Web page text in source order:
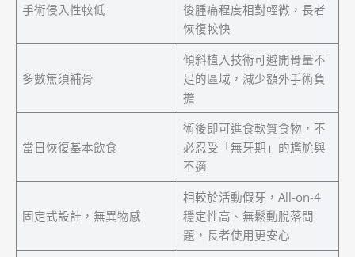
手術侵入性較低
後腫痛程度相對輕微，長者
恢復較快
多數無須補骨
傾斜植入技術可避開骨量不
足的區域，減少額外手術負
擔
當日恢復基本飲食
術後即可進食軟質食物，不
必忍受「無牙期」的尷尬與
不適
固定式設計，無異物感
相較於活動假牙，All-on-4
穩定性高、無鬆動脫落問
題，長者使用更安心